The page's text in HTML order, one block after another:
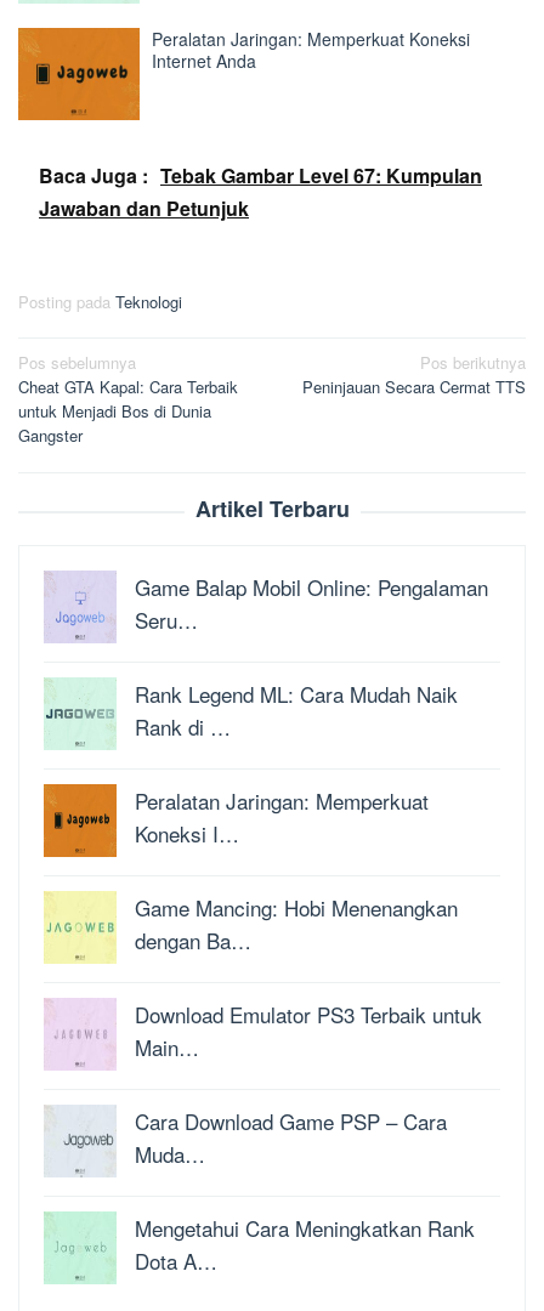
Peralatan Jaringan: Memperkuat Koneksi
Internet Anda
Baca Juga : Tebak Gambar Level 67: Kumpulan
Jawaban dan Petunjuk
Posting pada Teknologi
Navigasi
pos
Pos sebelumnya
Cheat GTA Kapal: Cara Terbaik
untuk Menjadi Bos di Dunia
Gangster
Pos berikutnya
Peninjauan Secara Cermat TTS
Artikel Terbaru
Game Balap Mobil Online: Pengalaman
Seru…
Rank Legend ML: Cara Mudah Naik
Rank di …
Peralatan Jaringan: Memperkuat
Koneksi I…
Game Mancing: Hobi Menenangkan
dengan Ba…
Download Emulator PS3 Terbaik untuk
Main…
Cara Download Game PSP – Cara
Muda…
Mengetahui Cara Meningkatkan Rank
Dota A…